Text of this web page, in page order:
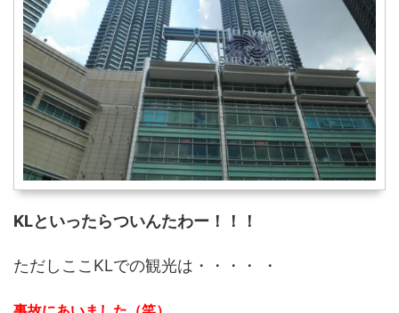
KLといったらついんたわー！！！
ただしここKLでの観光は・・・・ ・